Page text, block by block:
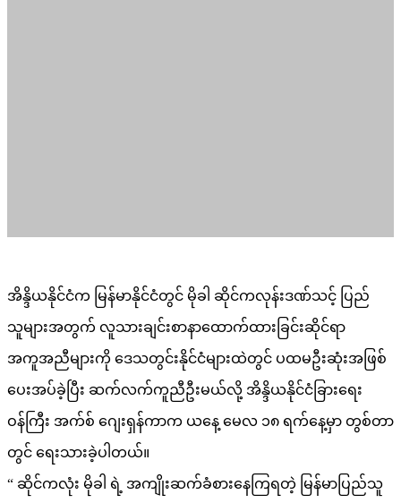
ပေးအပ်ခဲ့ပြီး ဆက်လက်ကူညီဦးမယ်လို့ အိန္ဒိယနိုင်ငံခြားရေး
ဝန်ကြီး အက်စ် ဂျေးရှန်ကာက ယနေ့ မေလ ၁၈ ရက်နေ့မှာ တွစ်တာ
တွင် ရေးသားခဲ့ပါတယ်။
“ ဆိုင်ကလုံး မိုခါ ရဲ့ အကျိုးဆက်ခံစားနေကြရတဲ့ မြန်မာပြည်သူ
တွေအတွက် အိန္ဒိယနိုင်ငံဟာ မိတ်ဆွေအနေနှင့် ကရုဏာ
စစ်ဆင်ရေး Operation Karuna အဖြစ် ကူညီမှုတွေ ပြုလုပ်
ဆောင်ရွက်နေပါပြီ။ ပြန်လည်ထူထောင်ရေးပစ္စည်းတွေတင်ဆောင်